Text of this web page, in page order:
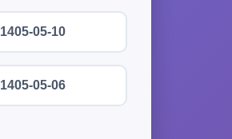
1405-05-10
1405-05-06